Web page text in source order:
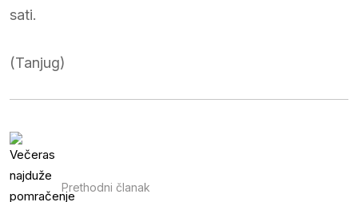
sati.
(Tanjug)
Prethodni članak